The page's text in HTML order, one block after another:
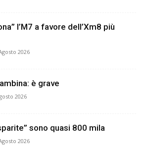
l’M7 a favore dell’Xm8 più
2026
è grave
2026
sono quasi 800 mila
2026